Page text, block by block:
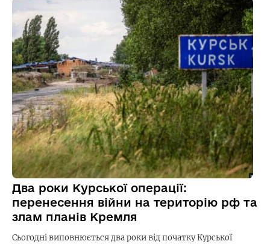
Два роки Курської операції:
перенесення війни на територію рф та
злам планів Кремля
Сьогодні виповнюється два роки від початку Курської